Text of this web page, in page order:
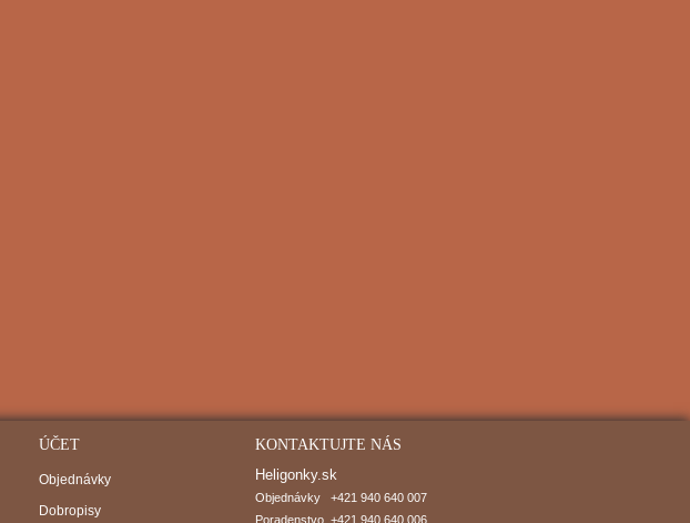
ÚČET
Objednávky
Dobropisy
KONTAKTUJTE NÁS
Heligonky.sk
Objednávky   +421 940 640 007
Poradenstvo  +421 940 640 006